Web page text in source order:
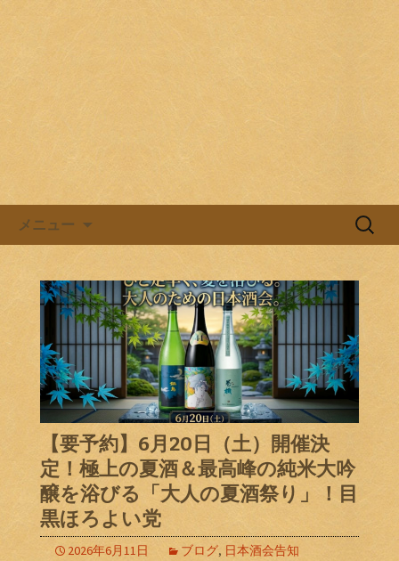
メニュー
検
【要予約】6月20日（土）開催決
定！極上の夏酒＆最高峰の純米大吟
醸を浴びる「大人の夏酒祭り」！目
黒ほろよい党
2026年6月11日 ブログ, 日本酒会告知